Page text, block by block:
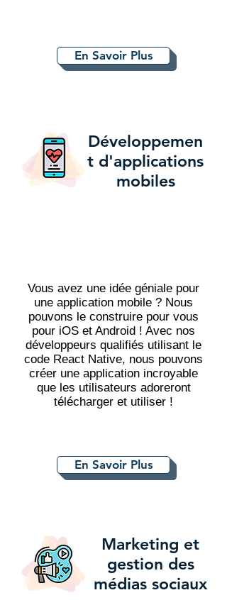
En Savoir Plus
Développemen
t d'applications
mobiles
Vous avez une idée géniale pour
une application mobile ? Nous
pouvons le construire pour vous
pour iOS et Android ! Avec nos
développeurs qualifiés utilisant le
code React Native, nous pouvons
créer une application incroyable
que les utilisateurs adoreront
télécharger et utiliser !
En Savoir Plus
Marketing et
gestion des
médias sociaux